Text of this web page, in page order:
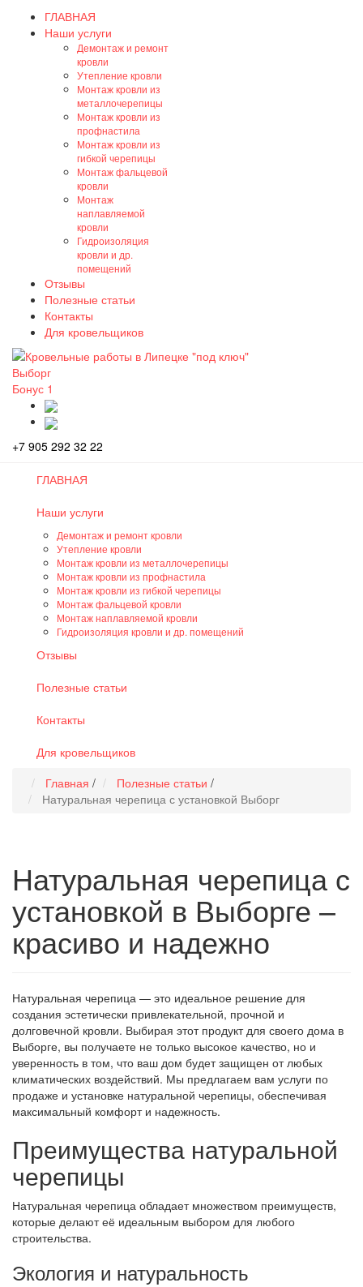
ГЛАВНАЯ
Наши услуги
Демонтаж и ремонт
кровли
Утепление кровли
Монтаж кровли из
металлочерепицы
Монтаж кровли из
профнастила
Монтаж кровли из
гибкой черепицы
Монтаж фальцевой
кровли
Монтаж
наплавляемой
кровли
Гидроизоляция
кровли и др.
помещений
Отзывы
Полезные статьи
Контакты
Для кровельщиков
Выборг
Бонус 1
+7 905 292 32 22
ГЛАВНАЯ
Наши услуги
Демонтаж и ремонт кровли
Утепление кровли
Монтаж кровли из металлочерепицы
Монтаж кровли из профнастила
Монтаж кровли из гибкой черепицы
Монтаж фальцевой кровли
Монтаж наплавляемой кровли
Гидроизоляция кровли и др. помещений
Отзывы
Полезные статьи
Контакты
Для кровельщиков
Главная / Полезные статьи /
Натуральная черепица с установкой Выборг
Натуральная черепица с
установкой в Выборге –
красиво и надежно
Натуральная черепица — это идеальное решение для
создания эстетически привлекательной, прочной и
долговечной кровли. Выбирая этот продукт для своего дома в
Выборге, вы получаете не только высокое качество, но и
уверенность в том, что ваш дом будет защищен от любых
климатических воздействий. Мы предлагаем вам услуги по
продаже и установке натуральной черепицы, обеспечивая
максимальный комфорт и надежность.
Преимущества натуральной
черепицы
Натуральная черепица обладает множеством преимуществ,
которые делают её идеальным выбором для любого
строительства.
Экология и натуральность